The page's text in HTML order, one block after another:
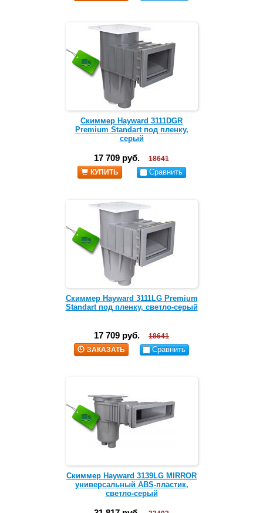
Скиммер Hayward 3111DGR
Premium Standart под пленку,
серый
17 709 руб.
18641
КУПИТЬ
Сравнить
Скиммер Hayward 3111LG Premium
Standart под пленку, светло-серый
17 709 руб.
18641
ЗАКАЗАТЬ
Сравнить
Скиммер Hayward 3139LG MIRROR
универсальный ABS-пластик,
светло-серый